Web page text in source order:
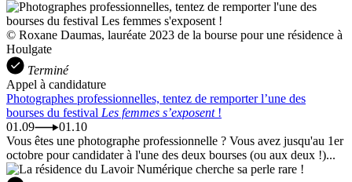
© Roxane Daumas, lauréate 2023 de la bourse pour une résidence à
Houlgate
Terminé
Appel à candidature
Photographes professionnelles, tentez de remporter l’une des
bourses du festival Les femmes s’exposent!
01.09
01.10
Vous êtes une photographe professionnelle ? Vous avez jusqu'au 1er
octobre pour candidater à l'une des deux bourses (ou aux deux !)...